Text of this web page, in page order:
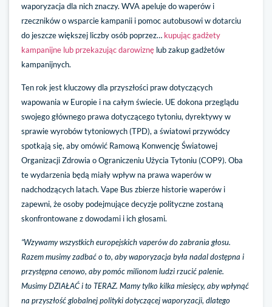
waporyzacja dla nich znaczy. WVA apeluje do waperów i
rzeczników o wsparcie kampanii i pomoc autobusowi w dotarciu
do jeszcze większej liczby osób poprzez… kupując gadżety
kampanijne lub przekazując darowiznę lub zakup gadżetów
kampanijnych.
Ten rok jest kluczowy dla przyszłości praw dotyczących
wapowania w Europie i na całym świecie. UE dokona przeglądu
swojego głównego prawa dotyczącego tytoniu, dyrektywy w
sprawie wyrobów tytoniowych (TPD), a światowi przywódcy
spotkają się, aby omówić Ramową Konwencję Światowej
Organizacji Zdrowia o Ograniczeniu Użycia Tytoniu (COP9). Oba
te wydarzenia będą miały wpływ na prawa waperów w
nadchodzących latach. Vape Bus zbierze historie waperów i
zapewni, że osoby podejmujące decyzje polityczne zostaną
skonfrontowane z dowodami i ich głosami.
“Wzywamy wszystkich europejskich vaperów do zabrania głosu.
Razem musimy zadbać o to, aby waporyzacja była nadal dostępna i
przystępna cenowo, aby pomóc milionom ludzi rzucić palenie.
Musimy DZIAŁAĆ i to TERAZ. Mamy tylko kilka miesięcy, aby wpłynąć
na przyszłość globalnej polityki dotyczącej waporyzacji, dlatego